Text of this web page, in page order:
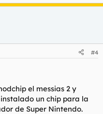
#4
el messias 2 y
un chip para la
de Super Nintendo.